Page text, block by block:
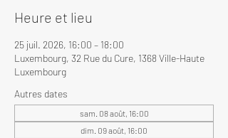
Heure et lieu
25 juil. 2026, 16:00 – 18:00
Luxembourg, 32 Rue du Cure, 1368 Ville-Haute
Luxembourg
Autres dates
sam. 08 août, 16:00
dim. 09 août, 16:00